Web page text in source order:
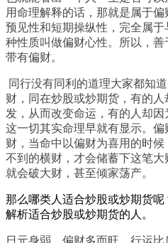
用命理解释的话，那就是属于
预见性和短期操纵性，完全属
种性质叫做偏财心性。所以，
带有偏财。
同行没有同利的道理大家都知
财，同在炒股或炒期货，有的
发，从而改变命运，有的人却因
这一切其实命理早就有显示。
财，当命中以偏财为喜用的时
不到的横财，才会储蓄下这笔大
就会破大财，甚至倾家荡产。
那么哪类人适合炒股或炒期货
解析适合炒股或炒期货的人。
日元身弱，偏财多而旺，行运